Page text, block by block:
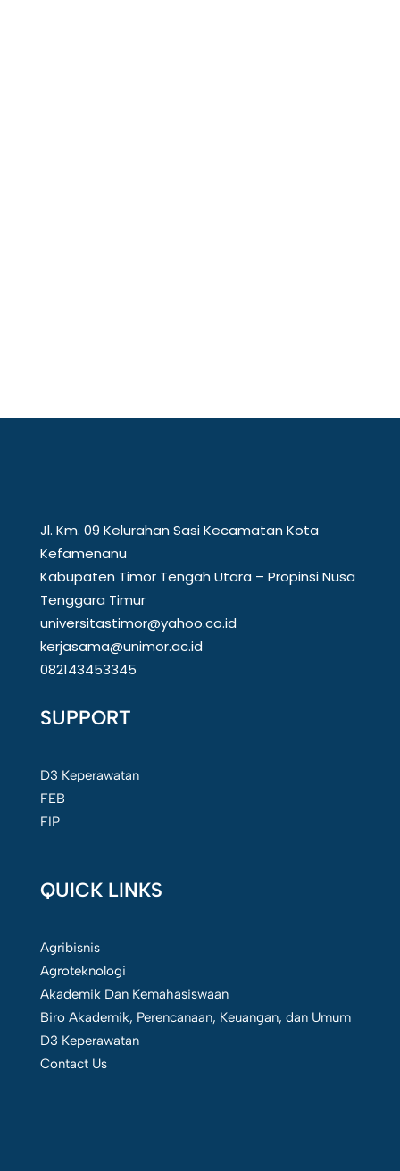
Jl. Km. 09 Kelurahan Sasi Kecamatan Kota
Kefamenanu
Kabupaten Timor Tengah Utara – Propinsi Nusa
Tenggara Timur
universitastimor@yahoo.co.id
kerjasama@unimor.ac.id
082143453345
SUPPORT
D3 Keperawatan
FEB
FIP
QUICK LINKS
Agribisnis
Agroteknologi
Akademik Dan Kemahasiswaan
Biro Akademik, Perencanaan, Keuangan, dan Umum
D3 Keperawatan
Contact Us